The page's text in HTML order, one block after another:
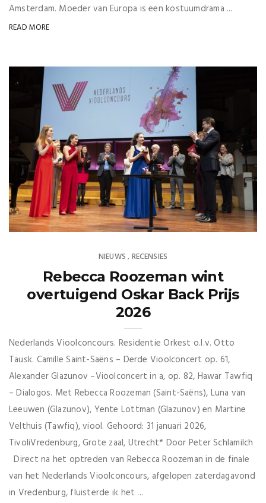
Amsterdam. Moeder van Europa is een kostuumdrama ...
READ MORE
NIEUWS , RECENSIES
Rebecca Roozeman wint
overtuigend Oskar Back Prijs
2026
Nederlands Vioolconcours. Residentie Orkest o.l.v. Otto
Tausk. Camille Saint-Saëns – Derde Vioolconcert op. 61,
Alexander Glazunov –Vioolconcert in a, op. 82, Hawar Tawfiq
– Dialogos. Met Rebecca Roozeman (Saint-Saëns), Luna van
Leeuwen (Glazunov), Yente Lottman (Glazunov) en Martine
Velthuis (Tawfiq), viool. Gehoord: 31 januari 2026,
TivoliVredenburg, Grote zaal, Utrecht* Door Peter Schlamilch
Direct na het optreden van Rebecca Roozeman in de finale
van het Nederlands Vioolconcours, afgelopen zaterdagavond
in Vredenburg, fluisterde ik het ...